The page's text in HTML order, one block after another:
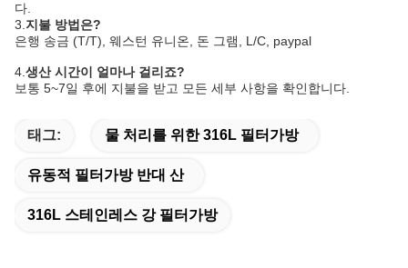
다.
3. 지불 방법은?
은행 송금 (T/T), 웨스턴 유니온, 돈 그램, L/C, paypal
4. 생산 시간이 얼마나 걸리죠?
보통 5~7일 후에 지불을 받고 모든 세부 사항을 확인합니다.
태그: 물 처리를 위한 316L 필터가방
유동적 필터가방 반대 산
316L 스테인레스 강 필터가방